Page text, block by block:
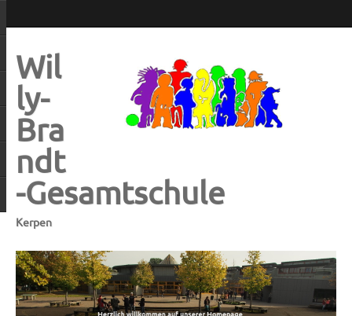
Wil
ly-
Bra
ndt
-Gesamtschule
Kerpen